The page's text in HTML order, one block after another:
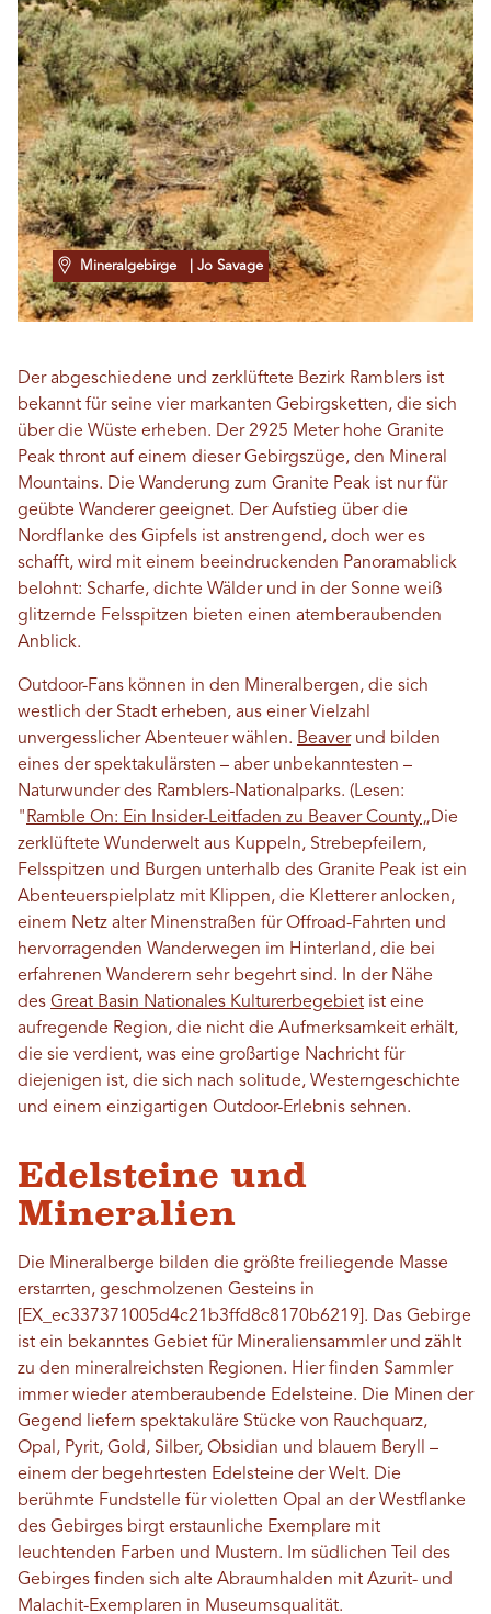
Mineralgebirge | Jo Savage
Der abgeschiedene und zerklüftete Bezirk Ramblers ist
bekannt für seine vier markanten Gebirgsketten, die sich
über die Wüste erheben. Der 2925 Meter hohe Granite
Peak thront auf einem dieser Gebirgszüge, den Mineral
Mountains. Die Wanderung zum Granite Peak ist nur für
geübte Wanderer geeignet. Der Aufstieg über die
Nordflanke des Gipfels ist anstrengend, doch wer es
schafft, wird mit einem beeindruckenden Panoramablick
belohnt: Scharfe, dichte Wälder und in der Sonne weiß
glitzernde Felsspitzen bieten einen atemberaubenden
Anblick.
Outdoor-Fans können in den Mineralbergen, die sich
westlich der Stadt erheben, aus einer Vielzahl
unvergesslicher Abenteuer wählen. Beaverund bilden
eines der spektakulärsten – aber unbekanntesten –
Naturwunder des Ramblers-Nationalparks. (Lesen:
" Ramble On: Ein Insider-Leitfaden zu Beaver County„Die
zerklüftete Wunderwelt aus Kuppeln, Strebepfeilern,
Felsspitzen und Burgen unterhalb des Granite Peak ist ein
Abenteuerspielplatz mit Klippen, die Kletterer anlocken,
einem Netz alter Minenstraßen für Offroad-Fahrten und
hervorragenden Wanderwegen im Hinterland, die bei
erfahrenen Wanderern sehr begehrt sind. In der Nähe
des Great Basin Nationales Kulturerbegebiet ist eine
aufregende Region, die nicht die Aufmerksamkeit erhält,
die sie verdient, was eine großartige Nachricht für
diejenigen ist, die sich nach solitude, Westerngeschichte
und einem einzigartigen Outdoor-Erlebnis sehnen.
Edelsteine ​​und
Mineralien
Die Mineralberge bilden die größte freiliegende Masse
erstarrten, geschmolzenen Gesteins in
[EX_ec337371005d4c21b3ffd8c8170b6219]. Das Gebirge
ist ein bekanntes Gebiet für Mineraliensammler und zählt
zu den mineralreichsten Regionen. Hier finden Sammler
immer wieder atemberaubende Edelsteine. Die Minen der
Gegend liefern spektakuläre Stücke von Rauchquarz,
Opal, Pyrit, Gold, Silber, Obsidian und blauem Beryll –
einem der begehrtesten Edelsteine ​​der Welt. Die
berühmte Fundstelle für violetten Opal an der Westflanke
des Gebirges birgt erstaunliche Exemplare mit
leuchtenden Farben und Mustern. Im südlichen Teil des
Gebirges finden sich alte Abraumhalden mit Azurit- und
Malachit-Exemplaren in Museumsqualität.